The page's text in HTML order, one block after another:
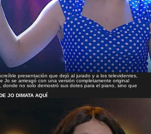
presentación que dejó al jurado y a los televidentes,
Jo se arriesgó con una versión completamente original
donde no solo demostró sus dotes para el piano, sino que
JO DIMATA AQUÍ